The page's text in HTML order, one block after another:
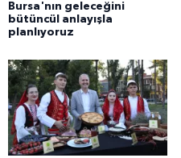
Bursa'nın geleceğini
bütüncül anlayışla
planlıyoruz